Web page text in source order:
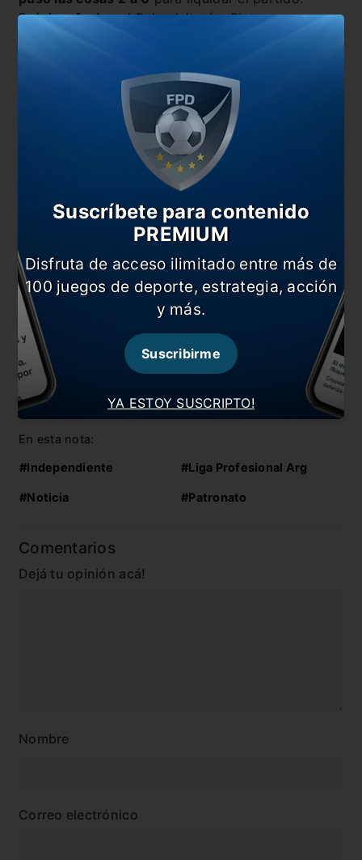
Próxima fecha:el Rojo visitará a Platense,
mientras que el Patrón deberá ser local de
También te puede interesar
Independiente en busca de la clasificación
Independiente y Defensa quieren seguir arriba
Unión logró una importante victoria en Paraná
En esta nota:
#Independiente #Liga Profesional Arg
#Noticia #Patronato
Comentarios
Dejá tu opinión acá!
Nombre
Correo electrónico
YA ESTOY SUSCRIPTO!
Suscríbete para contenido
PREMIUM
Disfruta de acceso ilimitado entre más de
100 juegos de deporte, estrategia, acción
y más.
Suscribirme